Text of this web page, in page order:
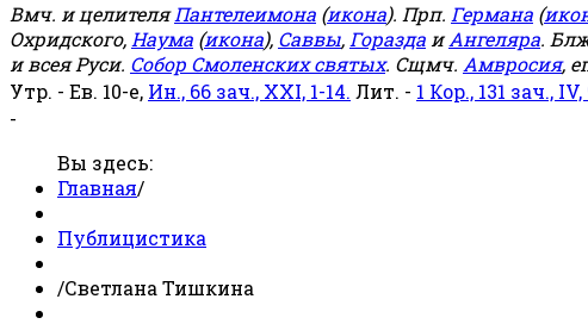
Вмч. и целителяПантелеимона (икона). Прп. Германа (
Охридского, Наума (икона), Саввы, Горазда иАнгеляра.
и всея Руси. Собор Смоленских святых. Сщмч. Амвросия,
Утр. - Ев. 10-е, Ин., 66 зач., XXI, 1-14. Лит. - 1 Кор., 131 зач., IV,
-
Вы здесь:
Главная/
Публицистика
/Светлана Тишкина